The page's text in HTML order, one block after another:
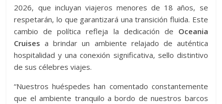
2026, que incluyan viajeros menores de 18 años, se
respetarán, lo que garantizará una transición fluida. Este
cambio de política refleja la dedicación de Oceania
Cruises a brindar un ambiente relajado de auténtica
hospitalidad y una conexión significativa, sello distintivo
de sus célebres viajes.
“Nuestros huéspedes han comentado constantemente
que el ambiente tranquilo a bordo de nuestros barcos